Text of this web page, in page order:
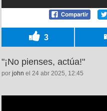
3
"¡No pienses, actúa!"
por john el 24 abr 2025, 12:45